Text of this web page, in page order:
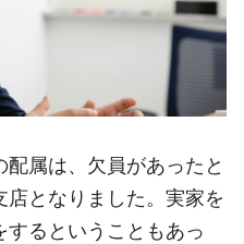
属は、欠員があったと
となりました。実家を
るということもあっ